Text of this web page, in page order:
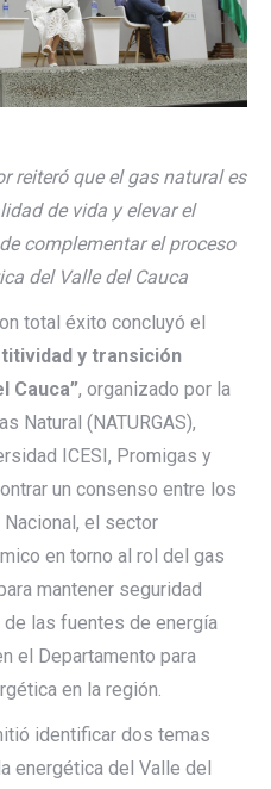
reiteró que el gas natural es
de vida y elevar el
complementar el proceso
del Valle del Cauca
total éxito concluyó el
y transición
Cauca”, organizado por la
Natural (NATURGAS),
ICESI, Promigas y
un consenso entre los
el sector
en torno al rol del gas
mantener seguridad
las fuentes de energía
el Departamento para
en la región.
identificar dos temas
energética del Valle del